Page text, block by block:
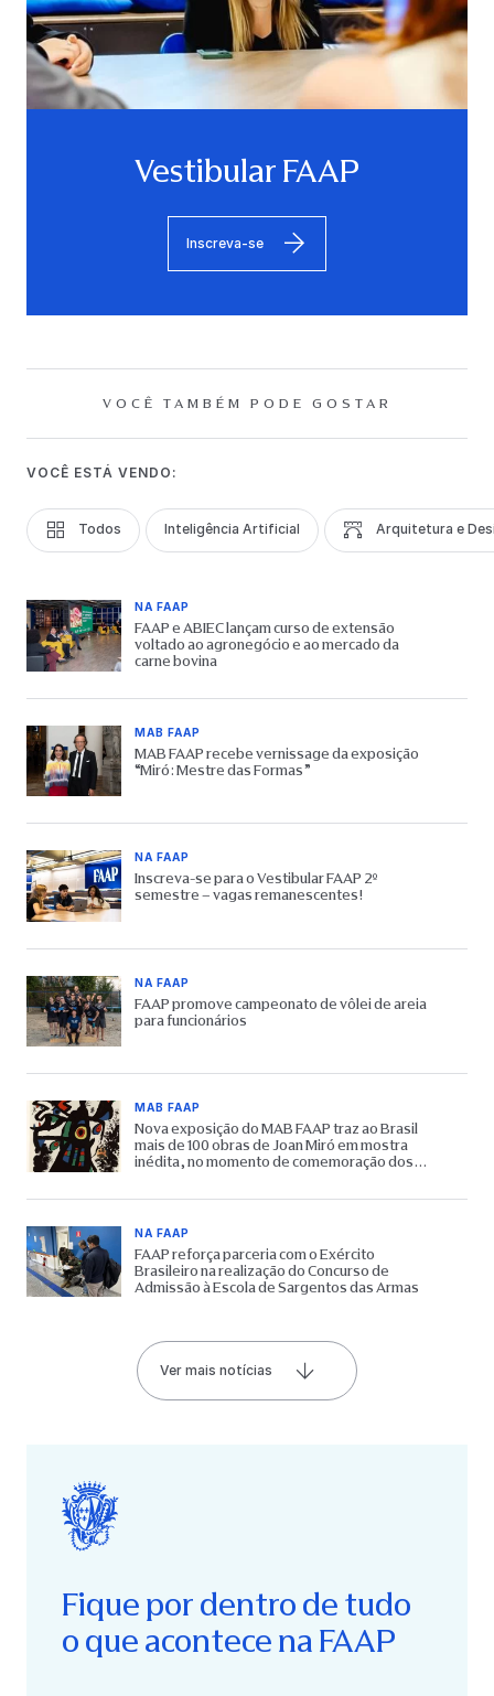
Vestibular FAAP
Inscreva-se
VOCÊ TAMBÉM PODE GOSTAR
VOCÊ ESTÁ VENDO:
Todos Inteligência Artificial Arquitetura e
NA FAAP
FAAP e ABIEC lançam curso de extensão
voltado ao agronegócio e ao mercado da
carne bovina
MAB FAAP
MAB FAAP recebe vernissage da exposição
“Miró: Mestre das Formas”
NA FAAP
Inscreva-se para o Vestibular FAAP 2º
semestre – vagas remanescentes!
NA FAAP
FAAP promove campeonato de vôlei de areia
para funcionários
MAB FAAP
Nova exposição do MAB FAAP traz ao Brasil
mais de 100 obras de Joan Miró em mostra
inédita, no momento de comemoração dos
NA FAAP
FAAP reforça parceria com o Exército
Brasileiro na realização do Concurso de
Admissão à Escola de Sargentos das Armas
Ver mais notícias
Fique por dentro de tudo
o que acontece na FAAP